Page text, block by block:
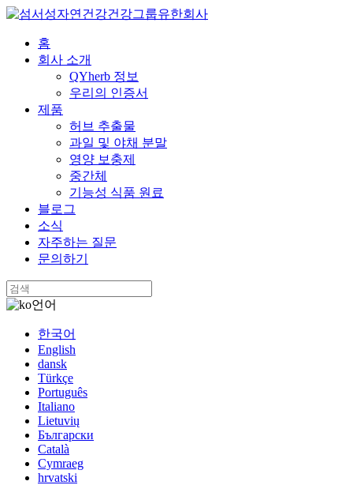
홈
회사 소개
QYherb 정보
우리의 인증서
제품
허브 추출물
과일 및 야채 분말
영양 보충제
중간체
기능성 식품 원료
블로그
소식
자주하는 질문
문의하기
언어
한국어
English
dansk
Türkçe
Português
Italiano
Lietuvių
Български
Català
Cymraeg
hrvatski